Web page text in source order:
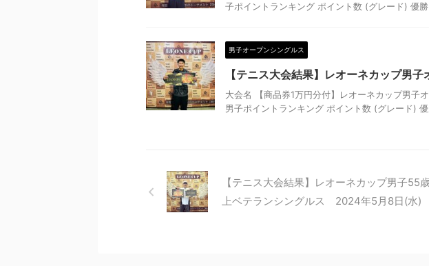
子ポイントランキング ポイント数 (グレード) 優
男子オープンシングルス
【テニス大会結果】レオーネカップ
大会名 【商品券1万円分付】レオーネカップ男子
男子ポイントランキング ポイント数 (グレード)
【テニス大会結果】レオーネカップ男子55
上ベテランシングルス 2024年5月8日(水)